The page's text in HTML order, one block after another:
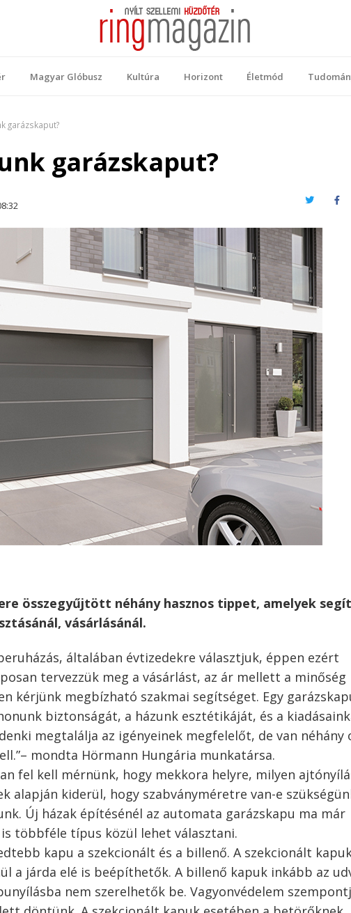
Magyar Glóbusz Kultúra Horizont Életmód
garázskaput?
garázskaput?
Twitter
összegyűjtött néhány hasznos tippet, amelyek
vásárlásánál.
általában évtizedekre választjuk, éppen ezért
tervezzük meg a vásárlást, az ár mellett a minőség
kérjünk megbízható szakmai segítséget. Egy
biztonságát, a házunk esztétikáját, és a
megtalálja az igényeinek megfelelőt, de van néhány
mondta Hörmann Hungária munkatársa.
fel kell mérnünk, hogy mekkora helyre, milyen
alapján kiderül, hogy szabványméretre van-e
Új házak építésénél az automata garázskapu ma már
többféle típus közül lehet választani.
kapu a szekcionált és a billenő. A szekcionált
a járda elé is beépíthetők. A billenő kapuk inkább az
nem szerelhetők be. Vagyonvédelem